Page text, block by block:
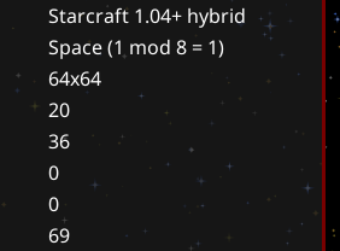
Starcraft 1.04+ hybrid
Space(1 mod 8 = 1)
64x64
20
36
0
0
69